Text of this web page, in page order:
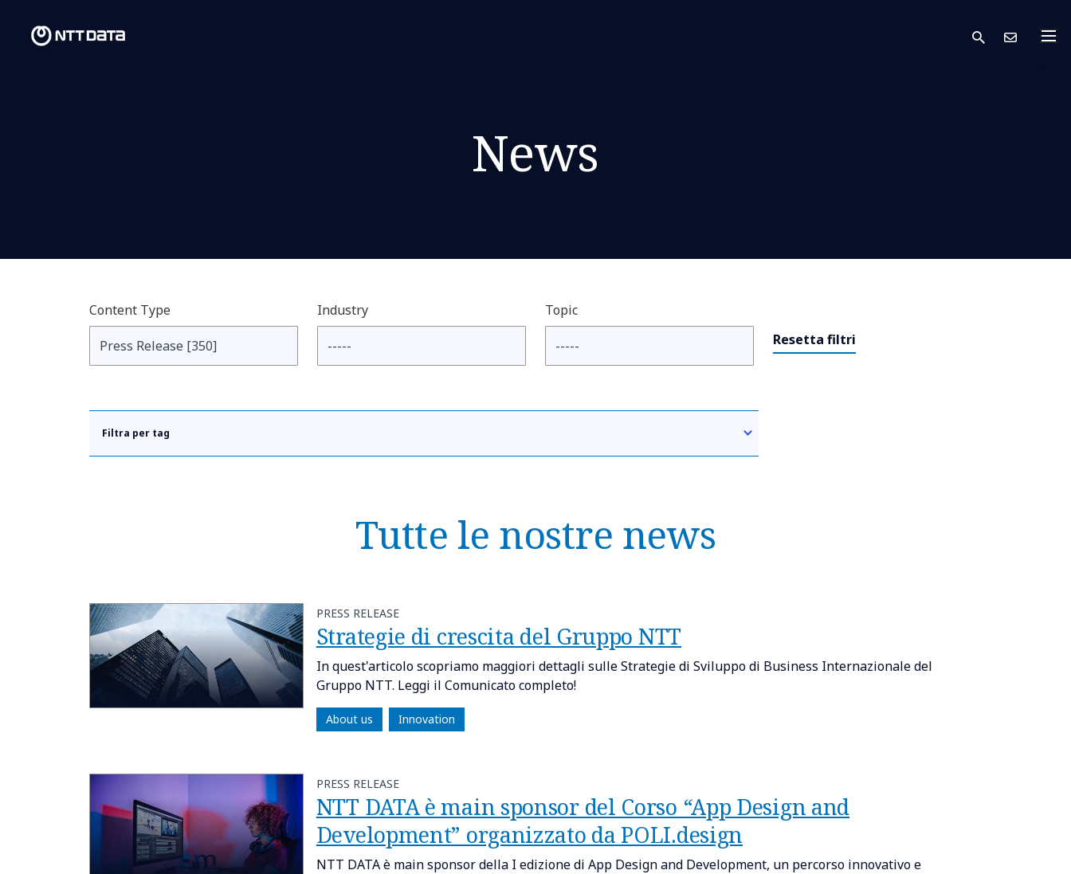
search
News
Content Type Industry
Topic
Resetta filtri
Filtra per tag
Tutte le nostre news
PRESS RELEASE
Strategie di crescita del Gruppo NTT
In quest'articolo scopriamo maggiori dettagli sulle Strategie di Sviluppo di Business Internazionale del
Gruppo NTT. Leggi il Comunicato completo!
About us Innovation
PRESS RELEASE
NTT DATA è main sponsor del Corso “App Design and
Development” organizzato da POLI.design
NTT DATA è main sponsor della I edizione di App Design and Development, un percorso innovativo e